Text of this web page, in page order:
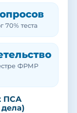
70% теста
ФРМР
ПСА